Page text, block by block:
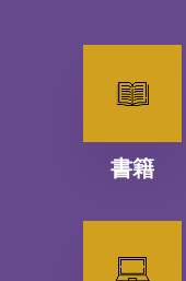
書籍